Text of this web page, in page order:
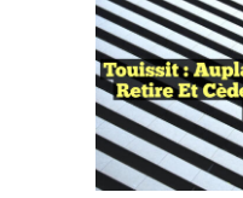
Auplata
Mining
Group
se
retire
et
cède
sa